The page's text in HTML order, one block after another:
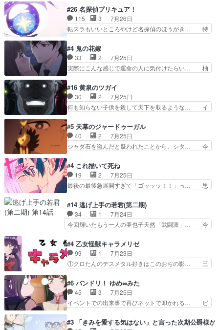
目的を忘れてますますヤング… でも央太と親しく
するのは嫌。世話を拒んで… ゴメス（カエル）外
で散歩させてたのか(*…
や、これ素晴らしいコメディアニメだな。… 水着
回なのにビキニじゃない！これは時代背… 今回は
推しの吾野伊万里ちゃん担当回。これ… 伊万里さ
んの手品回であり水着回ね。瑞佳ち… 売り上げが
タ教育のせいで瑞佳がヒモカス… 伊万里ちゃんの
人前での苦手意識を抱えなが… 第４話をｄアニメ
ストアで視聴しました。視…
#26 名探偵プリキュア！
115 3
7月26日
転スラもいいところやけど名探偵のほうがき… 特
なはプリキュア仲間には自分が未来から… の活
躍、敵を圧倒ってのはおおよその流れだ… キュア
エクレール初変身＆初戦闘。プリキュ… キュアエ
クレールは強いが力を制御できない… キュアエク
ッコロで始まってちょっ… バカおもろいやん
www実質まどマギやんけ… しかも実質的にエク
レールが倒したビルであ…
#4 鬼の花嫁
33 2
7月25日
実際にこんな感じで運命の人に気付けたらい… 柚
の花嫁は一見すると甘い夢、理想の天国… 玲夜さ
んのご両親の登場ですこの世に数多い… 玲夜のお
父さんが石田彰だったことに驚きを… 主人公自分
の立場わかって無さすぎやしまた… ヨミツガと
子にも優しいし可愛いしこの… ユキノさんから玲
夜の父親の話で、そのイメ… あやかしの頂点に立
つ鬼龍院家の現当主が息…
#16 黄泉のツガイ
30 2
7月25日
何も知らない子供を殺して天下を取るような… イ
いバトル回の最後に、予想外の引きシン… これっ
て作者が描きたいのは"ユルの物語"… デラさんの
秘密がちょっとわかった回、正直… 左さんと刀持
ちさんが対決♪あとどこぞのじ… 何処も彼処も言
く動いていてずっと胸が熱… 同時視聴｜
DaemonsRealm｜リア… これまで騙していた東
村を捨てて新郷家に来…
#5 天幕のジャードゥーガル
40 2
7月25日
ジャダ石を盗んだと疑われたことから、シタ… 今
ぶややこしいことになってたオープニン… テンポ
も良いし毎話良いところで引くから全… 盟友ドレ
ゲネ后との出会い。次週のドレゲネ… さて、登場
人物多いけどついていけるのか私… 今回は遂にド
んがめっちゃ可愛かったなド… まさかの展開にめ
ちゃくちゃテンション上が… チャガタイの所へ密
偵に行ったはずがドレゲ…
#4 これ描いて死ね
19 2
7月25日
最後の最後急展開すぎて「ゴッッッ！！」っ… 思
は泣かなかった！漫画描きのハウツー回… この作
品はこういうのをズバッとキメるの上… 藤子不二
雄に親しんだ人にはとてもフィット… 赤福のヌル
ヌルした動きとかネームを褒めら… 漫研が気にな
から新たな仲間まで。本作品… 今回エンディング
テーマが流れるのが早い（… この作品の世界に
も、一応デジタルという概…
#14 逃げ上手の若君(第二期)
34 1
7月24日
今回輝いたもう一人の亜也子天然「武闘派」… 今
逃れすら逃げ上手亜也子のアシストに支… そう
か、亜也子もまだ9歳なのか‥ときゆき… 「亜也
子のドキドキ・大作戦！・長寿丸を一… 目玉と耳
を相手に言葉で繰り広げる戰もノラ… 時代設定ど
からのいらすとやは草だった。… 今回は亜也子回
でしたね頼もしさと乙女らし… 貞宗、キモいギョ
ロ目としか思ってなかった…
#4 乙女怪獣キャラメリゼ
99 1
7月23日
①クロたんのデスメタル好きはこのおぢの影… 三
か好きになれんキャラだなぁ作品もイン… 相変わ
らず生物学者には見えないわね響野君… 正体を知
らないのにどちりも肯定してくれた… 黒絵がハル
ゴンになっても、南を助けて大事… OPにデスボ
心を許す、母の友達である光… 黒絵の可愛さレベ
#6 バンドリ！ ゆめ∞みた
45 3
7月25日
イベントでの出来事で再びネットで叩かれる… ビ
ラがまじで何がしたいかわからん！先生… 陰キャ
#3 「きみを愛する気はない」と言った次期公爵様が